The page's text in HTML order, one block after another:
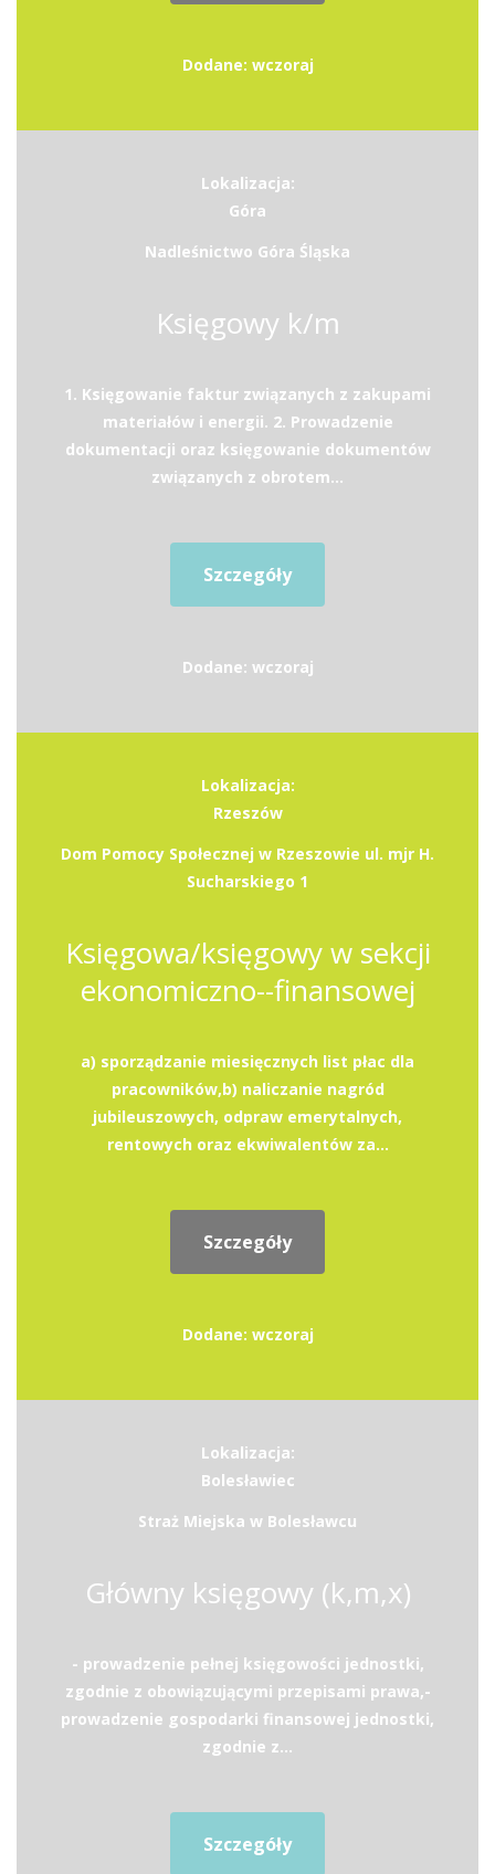
Dodane: wczoraj
Lokalizacja:
Góra
Nadleśnictwo Góra Śląska
Księgowy k/m
1. Księgowanie faktur związanych z zakupami
materiałów i energii. 2. Prowadzenie
dokumentacji oraz księgowanie dokumentów
związanych z obrotem...
Szczegóły
Dodane: wczoraj
Lokalizacja:
Rzeszów
Dom Pomocy Społecznej w Rzeszowie ul. mjr H.
Sucharskiego 1
Księgowa/księgowy w sekcji
ekonomiczno--finansowej
a) sporządzanie miesięcznych list płac dla
pracowników,b) naliczanie nagród
jubileuszowych, odpraw emerytalnych,
rentowych oraz ekwiwalentów za...
Szczegóły
Dodane: wczoraj
Lokalizacja:
Bolesławiec
Straż Miejska w Bolesławcu
Główny księgowy (k,m,x)
- prowadzenie pełnej księgowości jednostki,
zgodnie z obowiązującymi przepisami prawa,-
prowadzenie gospodarki finansowej jednostki,
zgodnie z...
Szczegóły